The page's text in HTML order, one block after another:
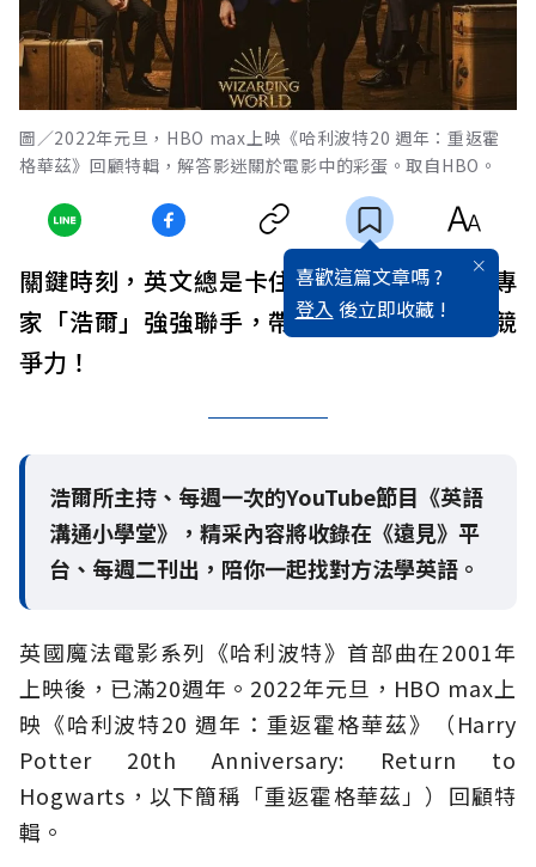
圖／2022年元旦，HBO max上映《哈利波特20 週年：重返霍
格華茲》回顧特輯，解答影迷關於電影中的彩蛋。取自HBO。
喜歡這篇文章嗎 ?
登入 後立即收藏 !
關鍵時刻，英文總是卡住？《遠見》與口譯專
家「浩爾」強強聯手，帶你三分鐘升級英語競
爭力！
浩爾所主持、每週一次的YouTube節目《英語
溝通小學堂》，精采內容將收錄在《遠見》平
台、每週二刊出，陪你一起找對方法學英語。
英國魔法電影系列《哈利波特》首部曲在2001年
上映後，已滿20週年。2022年元旦，HBO max上
映《哈利波特20 週年：重返霍格華茲》（Harry
Potter 20th Anniversary: Return to
Hogwarts，以下簡稱「重返霍格華茲」）回顧特
輯。